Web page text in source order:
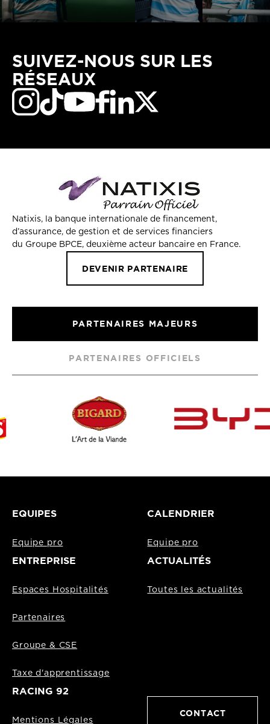
SUIVEZ-NOUS SUR LES
RÉSEAUX
Natixis, la banque internationale de financement,
d’assurance, de gestion et de services financiers
du Groupe BPCE, deuxième acteur bancaire en France.
DEVENIR PARTENAIRE
PARTENAIRES MAJEURS
PARTENAIRES OFFICIELS
EQUIPES
Equipe pro
CALENDRIER
Equipe pro
ENTREPRISE
Espaces Hospitalités
Partenaires
Groupe & CSE
Taxe d'apprentissage
ACTUALITÉS
Toutes les actualités
RACING 92
Mentions Légales
CONTACT